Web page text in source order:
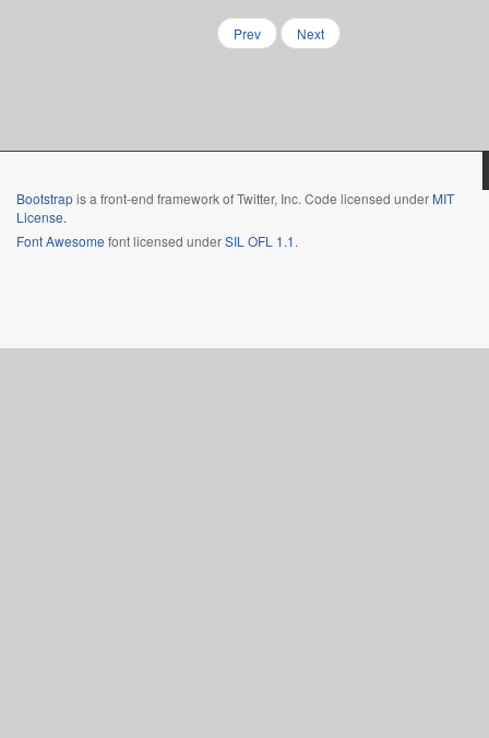
Prev Next
Bootstrapis a front-end framework of Twitter, Inc. Code licensed under MIT
License.
Font Awesome font licensed underSIL OFL 1.1.